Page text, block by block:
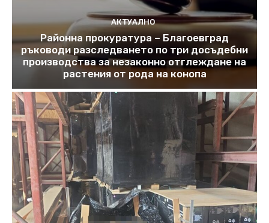
АКТУАЛНО
Районна прокуратура – Благоевград
ръководи разследването по три досъдебни
производства за незаконно отглеждане на
растения от рода на конопа